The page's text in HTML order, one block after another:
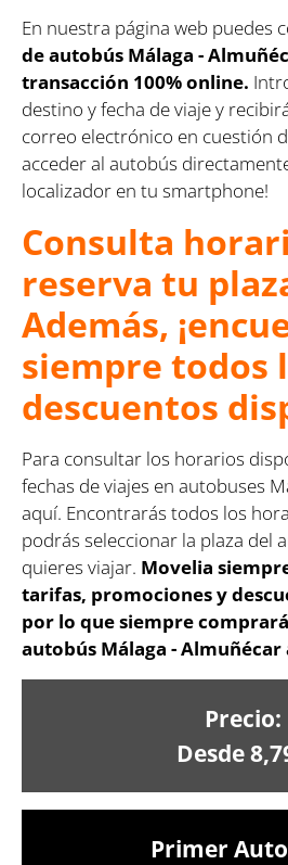
En nuestra página web puedes
de autobús Málaga -
transacción 100% online.
destino y fecha de viaje y
correo electrónico en cuestión
acceder al autobús
localizador en tu smartphone!
Consulta
reserva tu
Además,
siempre todos
descuentos
Para consultar los horarios
fechas de viajes en autobuses
aquí. Encontrarás todos los
podrás seleccionar la plaza del
quieres viajar. Movelia
tarifas, promociones y
por lo que siempre
autobús Málaga -
Precio:
Desde
Primer